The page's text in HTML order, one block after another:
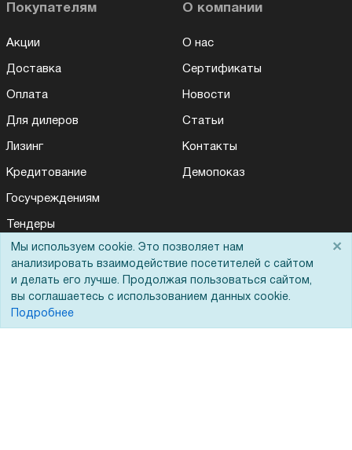
Покупателям
Акции
Доставка
Оплата
Для дилеров
Лизинг
Кредитование
Госучреждениям
Тендеры
Бренды
ЭДО
О компании
О нас
Сертификаты
Новости
Статьи
Контакты
Демопоказ
Мы используем cookie. Это позволяет нам
анализировать взаимодействие посетителей с сайтом
и делать его лучше. Продолжая пользоваться сайтом,
вы соглашаетесь с использованием данных cookie.
Подробнее
×